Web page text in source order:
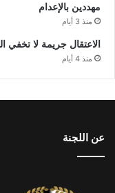
مهددين بالإعدام
منذ 3 أيام
الاعتقال جريمة لا تخفي
منذ 4 أيام
عن اللجنة